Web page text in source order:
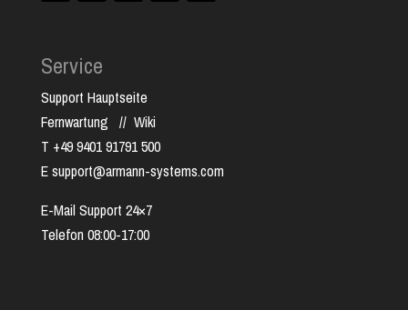
Service
Support Hauptseite
Fernwartung // Wiki
T +49 9401 91791 500
E support@armann-systems.com
E-Mail Support 24×7
Telefon 08:00-17:00